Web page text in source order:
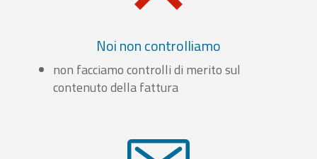
Noi non controlliamo
non facciamo controlli di merito sul
contenuto della fattura